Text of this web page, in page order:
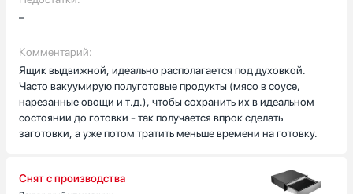
–
Комментарий:
Ящик выдвижной, идеально располагается под духовкой.
Часто вакуумирую полуготовые продукты (мясо в соусе,
нарезанные овощи и т.д.), чтобы сохранить их в идеальном
состоянии до готовки - так получается впрок сделать
заготовки, а уже потом тратить меньше времени на готовку.
Снят с производства